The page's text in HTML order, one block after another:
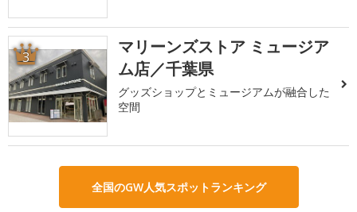
3
マリーンズストア ミュージア
ム店／千葉県
グッズショップとミュージアムが融合した
空間
全国のGW人気スポットランキング